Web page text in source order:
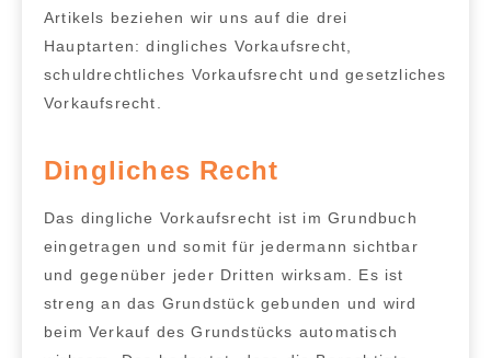
Artikels beziehen wir uns auf die drei
Hauptarten:dingliches Vorkaufsrecht,
schuldrechtliches Vorkaufsrecht und gesetzliches
Vorkaufsrecht.
Dingliches Recht
Das dingliche Vorkaufsrecht ist im Grundbuch
eingetragen und somit für jedermann sichtbar
und gegenüber jeder Dritten wirksam. Es ist
streng an das Grundstück gebunden und wird
beim Verkauf des Grundstücks automatisch